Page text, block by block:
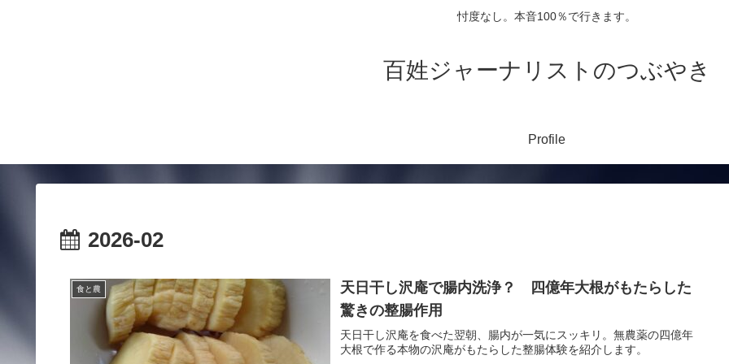
忖度なし。本音100％で行きます。
百姓ジャーナリストのつぶやき
Profile
2026-02
食と農
天日干し沢庵で腸内洗浄？ 四億年大根がもたらした
驚きの整腸作用
天日干し沢庵を食べた翌朝、腸内が一気にスッキリ。無農薬の四億年
大根で作る本物の沢庵がもたらした整腸体験を紹介します。